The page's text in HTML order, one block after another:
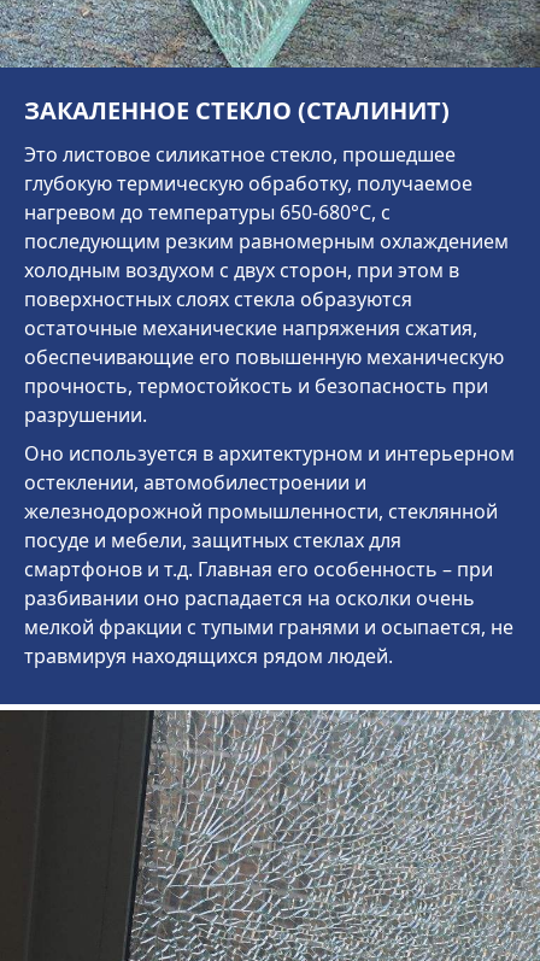
ЗАКАЛЕННОЕ СТЕКЛО (СТАЛИНИТ)
Это листовое силикатное стекло, прошедшее
глубокую термическую обработку, получаемое
нагревом до температуры 650-680°C, с
последующим резким равномерным охлаждением
холодным воздухом с двух сторон, при этом в
поверхностных слоях стекла образуются
остаточные механические напряжения сжатия,
обеспечивающие его повышенную механическую
прочность, термостойкость и безопасность при
разрушении.
Оно используется в архитектурном и интерьерном
остеклении, автомобилестроении и
железнодорожной промышленности, стеклянной
посуде и мебели, защитных стеклах для
смартфонов и т.д. Главная его особенность – при
разбивании оно распадается на осколки очень
мелкой фракции с тупыми гранями и осыпается, не
травмируя находящихся рядом людей.